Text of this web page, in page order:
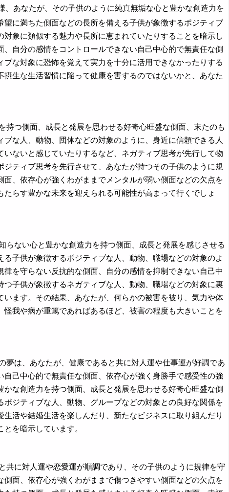
、あなたが、その子供のように純真無垢な心と豊かな創造力を
に満ちた側面などの長所を備える子供が象徴するポジティブ
象に類似する魅力や長所に恵まれていたりすることを暗示し
自分の感情をコントロールできない自己中心的で無責任な側
な対象に恐怖を覚えて実力を十分に活用できなかったりする
生な生活習慣に陥って健康を害するのではないかと、あなた
つ側面、成長と発展を思わせる好奇心旺盛な側面、末たのも
な人、動物、団体などの対象のように、身近に信頼できる人
ないと感じていたりするなど、ネガティブ思考が先行して物
ティブ思考を先行させて、あなたが持つその子供のように規
、依存心が強くわがままでメンタルが弱い側面などの欠点を
らす豊かな未来を迎えられる可能性が高まって行くでしょ
ない心と豊かな創造力を持つ側面、成長と発展を感じさせる
子供が象徴するポジティブな人、動物、職場などの対象のよ
を守らない反抗的な側面、自分の感情を抑制できない自己中
子供が象徴するネガティブな人、動物、職場などの対象に裏
ます。その結果、あなたが、何らかの被害を被り、気力や体
我や病が重篤であればあるほど、被害の程度も大きいことを
は、あなたが、健康であると共に対人運や仕事運が好調であ
己中心的で無責任な側面、依存心が強く身勝手で感受性の強
な創造力を持つ側面、成長と発展を思わせる好奇心旺盛な側
ジティブな人、動物、グループなどの対象との良好な関係を
活や結婚生活を楽しんだり、新たなビジネスに取り組んだり
を暗示しています。
に対人運や恋愛運が順調であり、その子供のように規律を守
面、依存心が強くわがままで傷つきやすい側面などの欠点を